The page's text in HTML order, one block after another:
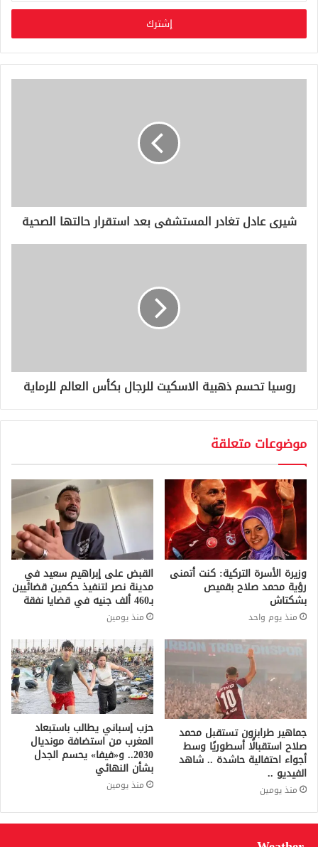
خ
ب
ر
ي
د
ر
ي
شيرى عادل تغادر المستشفى بعد استقرار حالتها الصحية
روسيا تحسم ذهبية الاسكيت للرجال بكأس العالم للرماية
موضوعات متعلقة
وزيرة الأسرة التركية: كنت أتمنى
رؤية محمد صلاح بقميص
بشكتاش
منذ يوم واحد
القبض على إبراهيم سعيد في
مدينة نصر لتنفيذ حكمين قضائيين
بـ460 ألف جنيه في قضايا نفقة
منذ يومين
جماهير طرابزون تستقبل محمد
صلاح استقبالًا أسطوريًا وسط
أجواء احتفالية حاشدة .. شاهد
الفيديو ..
منذ يومين
حزب إسباني يطالب باستبعاد
المغرب من استضافة مونديال
2030.. و«فيفا» يحسم الجدل
بشأن النهائي
منذ يومين